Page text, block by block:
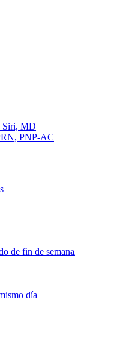
Siri, MD
PNP-AC
de fin de semana
día